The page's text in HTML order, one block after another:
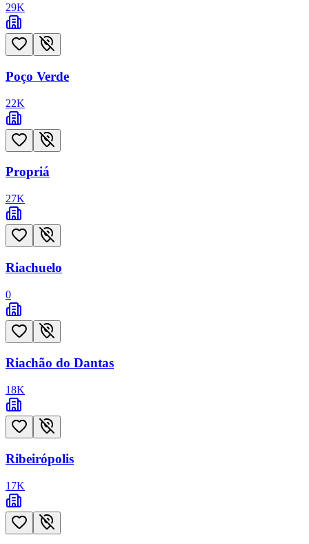
29K
Poço Verde
22K
Propriá
27K
Riachuelo
0
Riachão do Dantas
18K
Ribeirópolis
17K